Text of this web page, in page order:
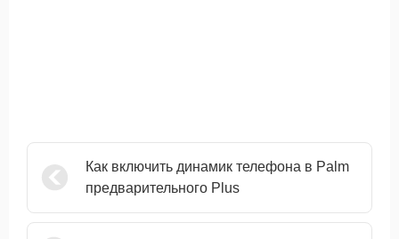
Как включить динамик телефона в Palm
предварительного Plus